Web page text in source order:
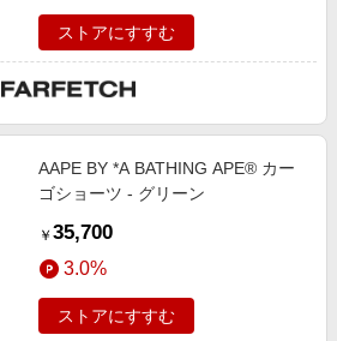
ストアにすすむ
AAPE BY *A BATHING APE® カー
ゴショーツ - グリーン
￥ 35,700
3.0%
ストアにすすむ